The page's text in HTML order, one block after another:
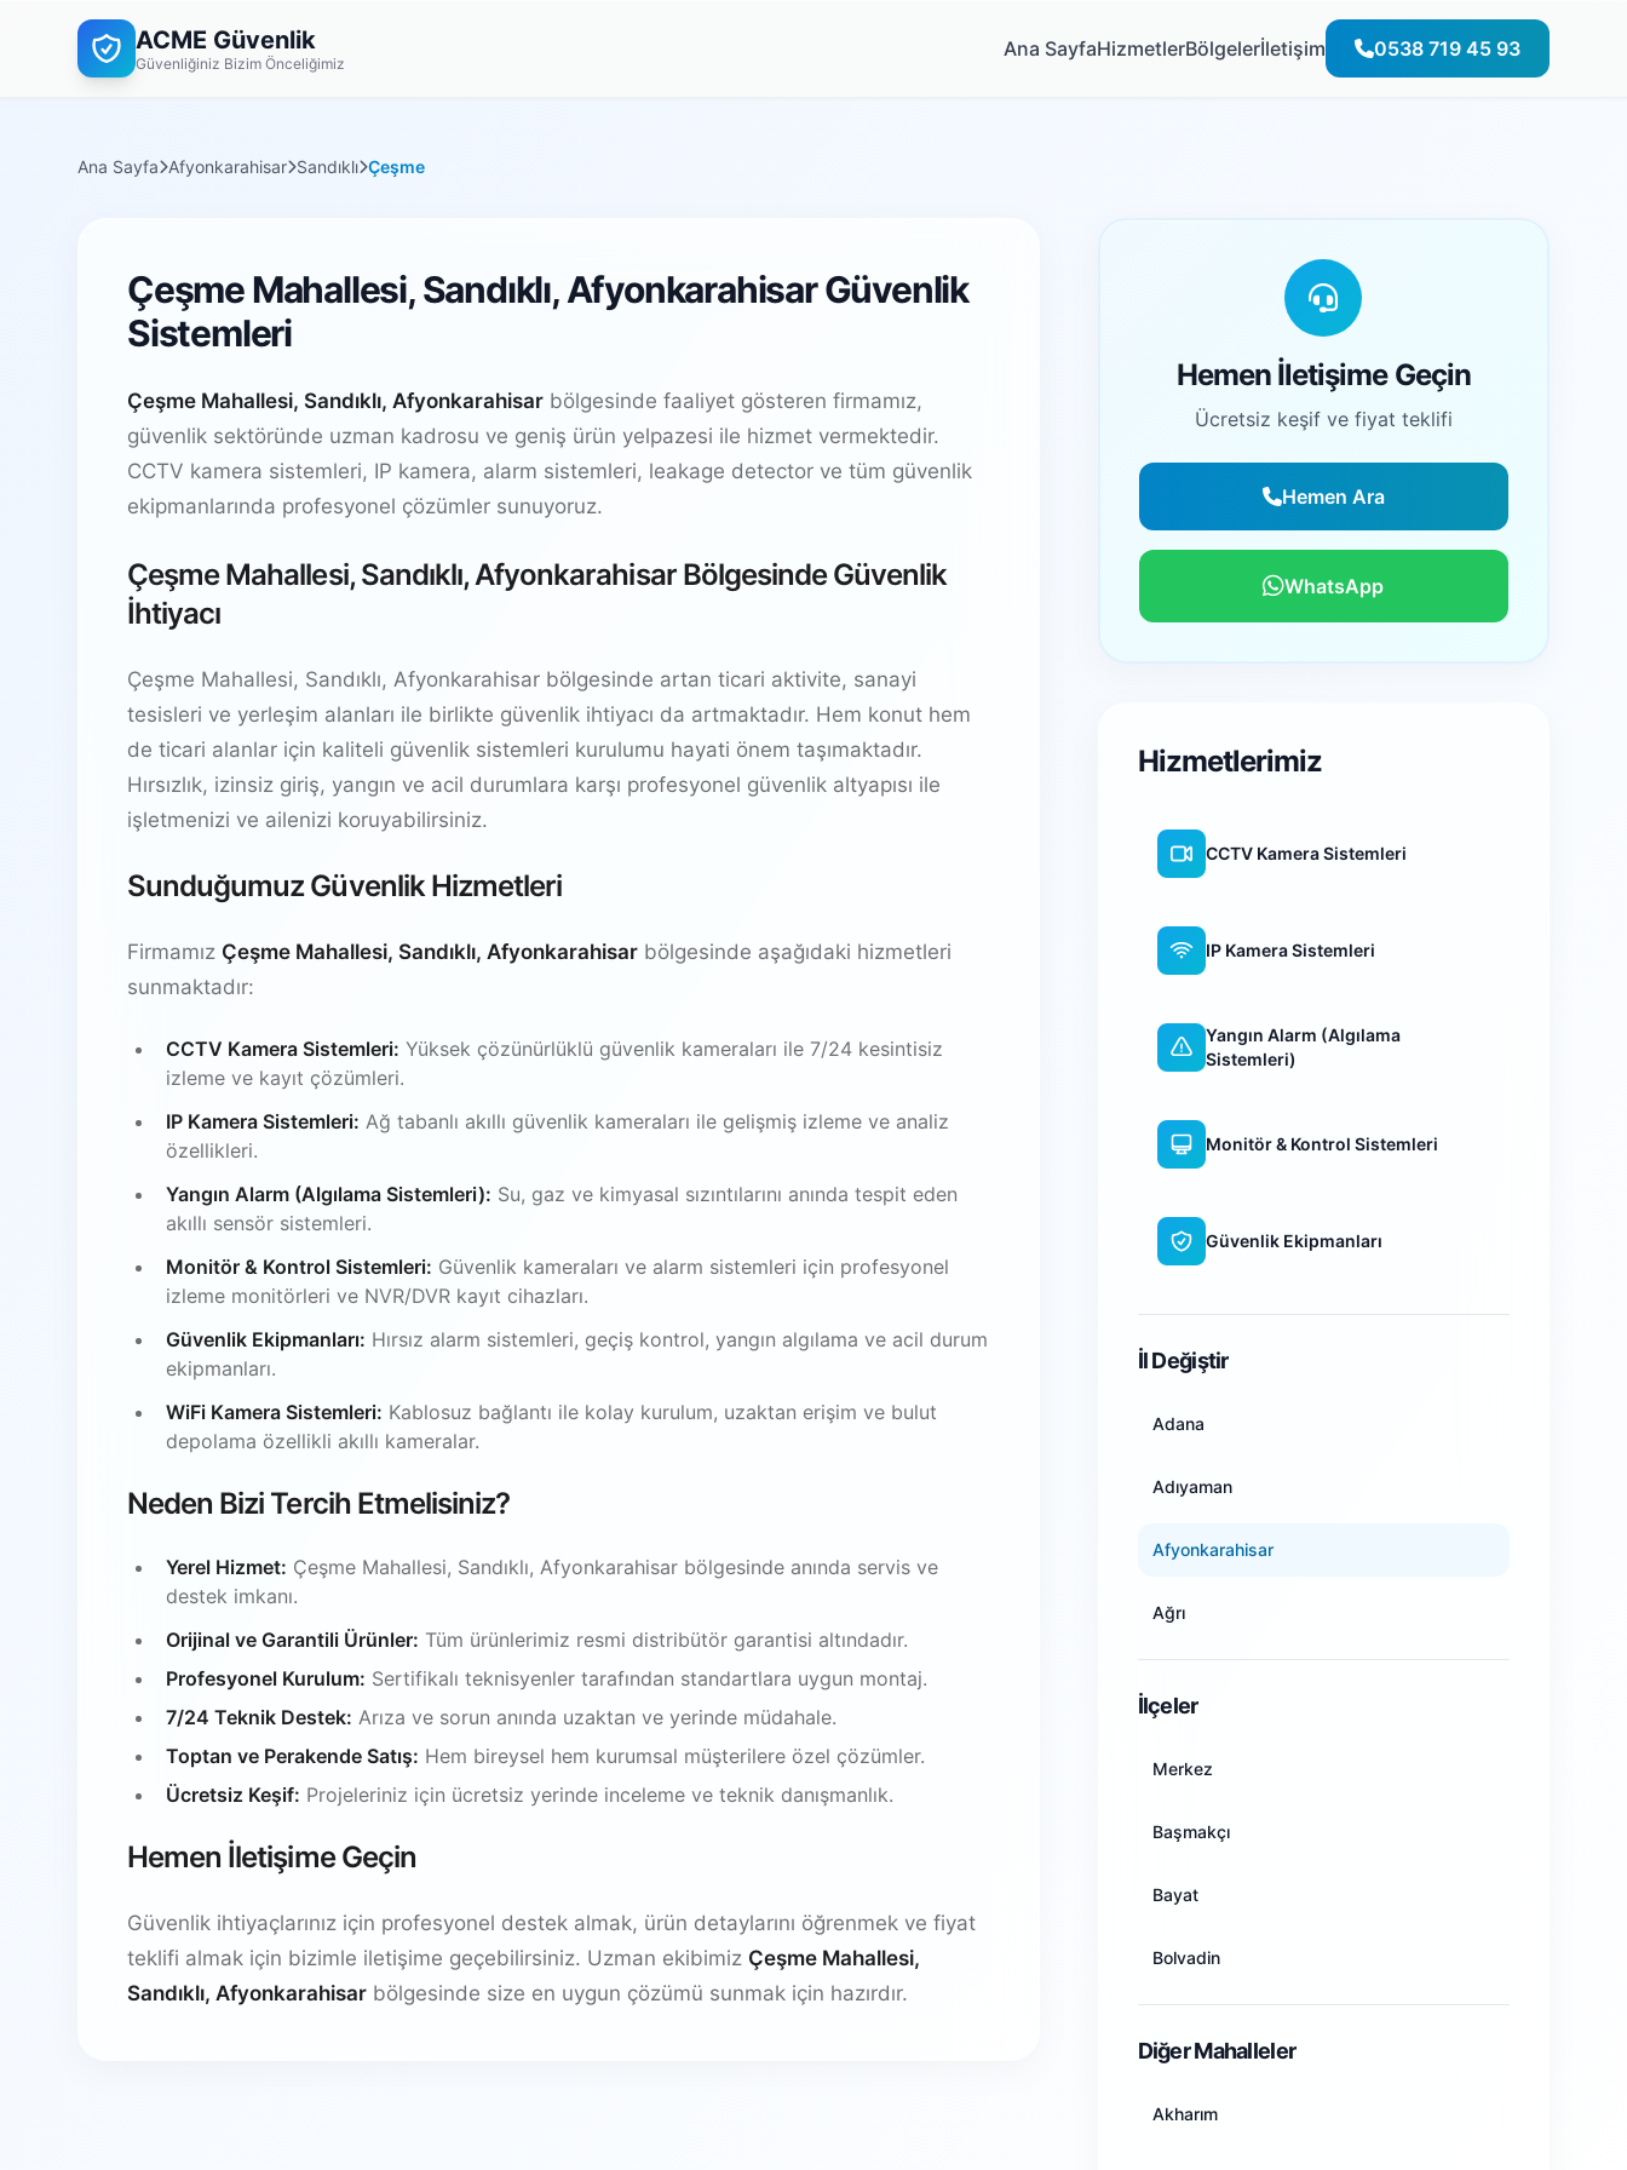
ACME Güvenlik
Güvenliğiniz Bizim Önceliğimiz
Ana SayfaHizmetlerBölgelerİletişim 0538 719 45 93
Ana Sayfa Afyonkarahisar Sandıklı Çeşme
Çeşme Mahallesi, Sandıklı, Afyonkarahisar Güvenlik
Sistemleri
Çeşme Mahallesi, Sandıklı, Afyonkarahisar bölgesinde faaliyet gösteren firmamız,
güvenlik sektöründe uzman kadrosu ve geniş ürün yelpazesi ile hizmet vermektedir.
CCTV kamera sistemleri, IP kamera, alarm sistemleri, leakage detector ve tüm güvenlik
ekipmanlarında profesyonel çözümler sunuyoruz.
Çeşme Mahallesi, Sandıklı, Afyonkarahisar Bölgesinde Güvenlik
İhtiyacı
Çeşme Mahallesi, Sandıklı, Afyonkarahisar bölgesinde artan ticari aktivite, sanayi
tesisleri ve yerleşim alanları ile birlikte güvenlik ihtiyacı da artmaktadır. Hem konut hem
de ticari alanlar için kaliteli güvenlik sistemleri kurulumu hayati önem taşımaktadır.
Hırsızlık, izinsiz giriş, yangın ve acil durumlara karşı profesyonel güvenlik altyapısı ile
işletmenizi ve ailenizi koruyabilirsiniz.
Sunduğumuz Güvenlik Hizmetleri
Firmamız Çeşme Mahallesi, Sandıklı, Afyonkarahisar bölgesinde aşağıdaki hizmetleri
sunmaktadır:
CCTV Kamera Sistemleri: Yüksek çözünürlüklü güvenlik kameraları ile 7/24 kesintisiz
izleme ve kayıt çözümleri.
IP Kamera Sistemleri: Ağ tabanlı akıllı güvenlik kameraları ile gelişmiş izleme ve analiz
özellikleri.
Yangın Alarm (Algılama Sistemleri): Su, gaz ve kimyasal sızıntılarını anında tespit eden
akıllı sensör sistemleri.
Monitör & Kontrol Sistemleri: Güvenlik kameraları ve alarm sistemleri için profesyonel
izleme monitörleri ve NVR/DVR kayıt cihazları.
Güvenlik Ekipmanları: Hırsız alarm sistemleri, geçiş kontrol, yangın algılama ve acil durum
ekipmanları.
WiFi Kamera Sistemleri: Kablosuz bağlantı ile kolay kurulum, uzaktan erişim ve bulut
depolama özellikli akıllı kameralar.
Neden Bizi Tercih Etmelisiniz?
Yerel Hizmet: Çeşme Mahallesi, Sandıklı, Afyonkarahisar bölgesinde anında servis ve
destek imkanı.
Orijinal ve Garantili Ürünler: Tüm ürünlerimiz resmi distribütör garantisi altındadır.
Profesyonel Kurulum: Sertifikalı teknisyenler tarafından standartlara uygun montaj.
7/24 Teknik Destek: Arıza ve sorun anında uzaktan ve yerinde müdahale.
Toptan ve Perakende Satış: Hem bireysel hem kurumsal müşterilere özel çözümler.
Ücretsiz Keşif: Projeleriniz için ücretsiz yerinde inceleme ve teknik danışmanlık.
Hemen İletişime Geçin
Güvenlik ihtiyaçlarınız için profesyonel destek almak, ürün detaylarını öğrenmek ve fiyat
teklifi almak için bizimle iletişime geçebilirsiniz. Uzman ekibimiz Çeşme Mahallesi,
Sandıklı, Afyonkarahisar bölgesinde size en uygun çözümü sunmak için hazırdır.
Hemen İletişime Geçin
Ücretsiz keşif ve fiyat teklifi
Hemen Ara
WhatsApp
Hizmetlerimiz
CCTV Kamera Sistemleri
IP Kamera Sistemleri
Yangın Alarm (Algılama
Sistemleri)
Monitör & Kontrol Sistemleri
Güvenlik Ekipmanları
İl Değiştir
Adana
Adıyaman
Afyonkarahisar
Ağrı
Bilecik
Bingöl
İlçeler
Merkez
Başmakçı
Bayat
Bolvadin
Diğer Mahalleler
Akharım